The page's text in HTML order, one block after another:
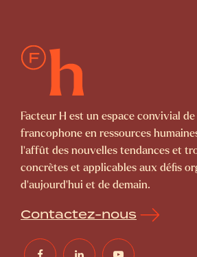
Facteur H est un espace convivial
francophone en ressources
l’affût des nouvelles tendances et
concrètes et applicables aux défis
d’aujourd’hui et de demain.
Contactez-nous